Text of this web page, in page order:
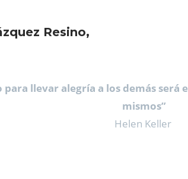
Resino,
para llevar alegría a los demás
mismos”
Helen Keller